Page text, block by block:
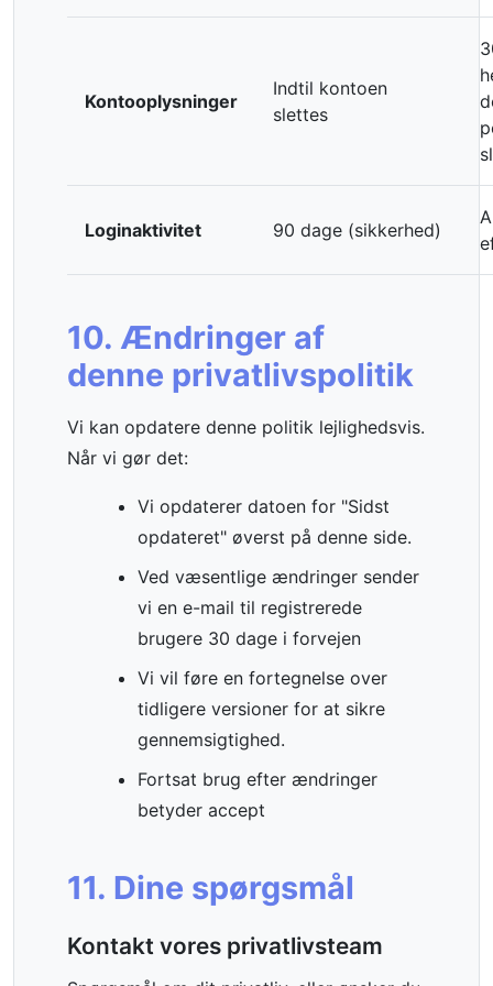
Kontooplysninger
Indtil kontoen
slettes
Loginaktivitet 90 dage (sikkerhed)
10. Ændringer af
denne privatlivspolitik
Vi kan opdatere denne politik lejlighedsvis.
Når vi gør det:
Vi opdaterer datoen for "Sidst
opdateret" øverst på denne side.
Ved væsentlige ændringer sender
vi en e-mail til registrerede
brugere 30 dage i forvejen
Vi vil føre en fortegnelse over
tidligere versioner for at sikre
gennemsigtighed.
Fortsat brug efter ændringer
betyder accept
11. Dine spørgsmål
Kontakt vores privatlivsteam